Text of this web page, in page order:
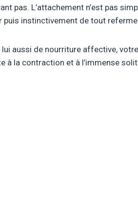
pas. L’attachement n’est pas
instinctivement de tout
aussi de nourriture affective,
à la contraction et à l’immense